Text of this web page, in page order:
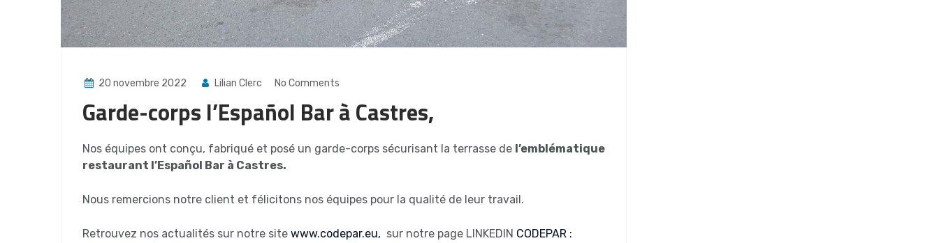
20 novembre 2022 Lilian Clerc No Comments
Garde-corps l’Español Bar à Castres,
Nos équipes ont conçu, fabriqué et posé un garde-corps sécurisant la terrasse de l’emblématique
restaurant l’Español Bar à Castres.
Nous remercions notre client et félicitons nos équipes pour la qualité de leur travail.
Retrouvez nos actualités sur notre site www.codepar.eu, sur notre page LINKEDIN CODEPAR :